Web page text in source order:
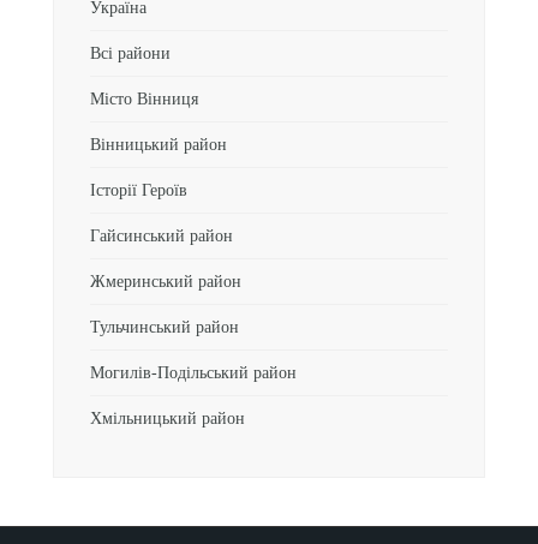
Україна
Всі райони
Місто Вінниця
Вінницький район
Історії Героїв
Гайсинський район
Жмеринський район
Тульчинський район
Могилів-Подільський район
Хмільницький район